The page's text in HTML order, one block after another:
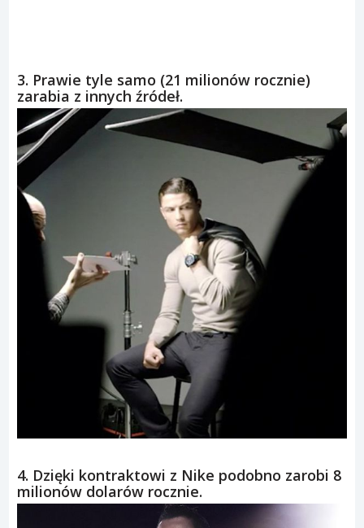
3. Prawie tyle samo (21 milionów rocznie)
zarabia z innych źródeł.
4. Dzięki kontraktowi z Nike podobno zarobi 8
milionów dolarów rocznie.